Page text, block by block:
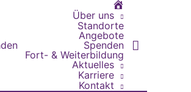
Über uns
Standorte
Angebote
Spenden
Fort- & Weiterbildung
Aktuelles
Karriere
Kontakt